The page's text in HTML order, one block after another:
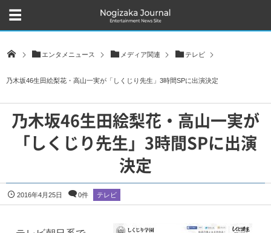
エンタメニュース メディア関連 テレビ
乃木坂46生田絵梨花・高山一実が「しくじり先生」3時間SPに出演決定
乃木坂46生田絵梨花・高山一実が
「しくじり先生」3時間SPに出演
決定
2016年4月25日 0件 テレビ